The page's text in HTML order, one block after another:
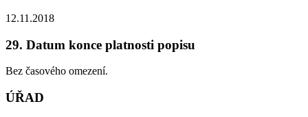
12.11.2018
29. Datum konce platnosti popisu
Bez časového omezení.
ÚŘAD